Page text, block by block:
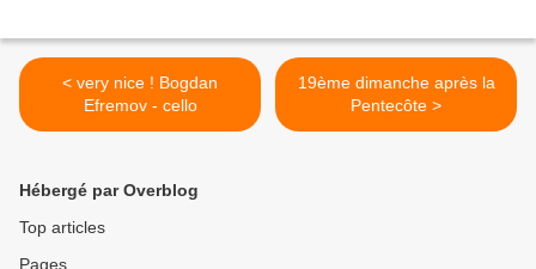
< very nice ! Bogdan
Efremov - cello
19ème dimanche après la
Pentecôte >
Hébergé par Overblog
Top articles
Pages